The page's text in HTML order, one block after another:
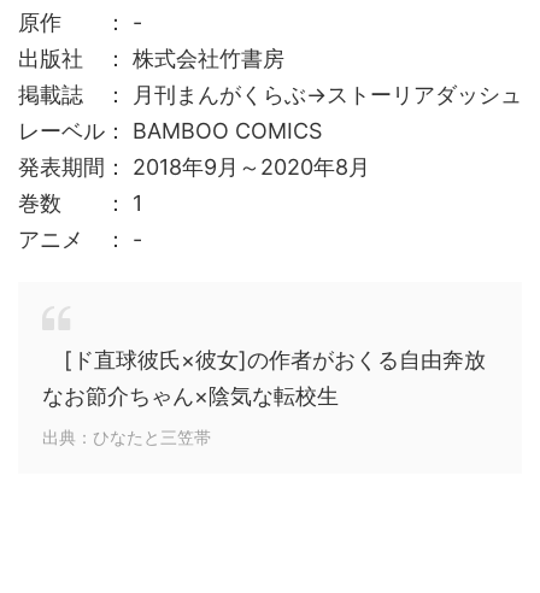
原作 ： -
出版社 ： 株式会社竹書房
掲載誌 ： 月刊まんがくらぶ→ストーリアダッシュ
レーベル： BAMBOO COMICS
発表期間： 2018年9月～2020年8月
巻数 ： 1
アニメ ： -
[ド直球彼氏×彼女]の作者がおくる自由奔放
なお節介ちゃん×陰気な転校生
出典：ひなたと三笠帯